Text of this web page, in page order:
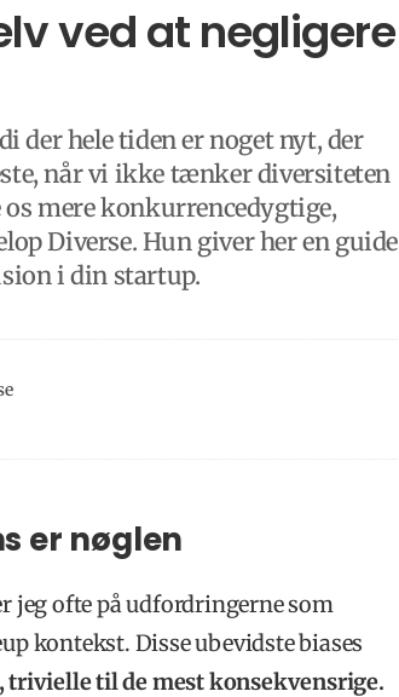
ved at negligere
der hele tiden er noget nyt, der
når vi ikke tænker diversiteten
mere konkurrencedygtige,
Diverse. Hun giver her en guide
i din startup.
er nøglen
jeg ofte på udfordringerne som
kontekst. Disse ubevidste biases
til de mest konsekvensrige.